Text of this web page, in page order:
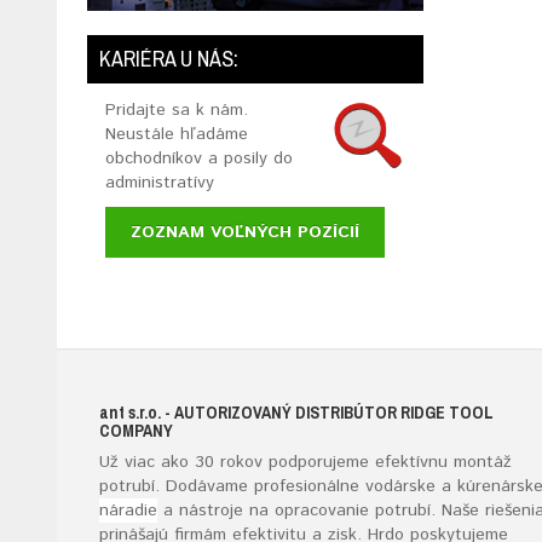
KARIÉRA U NÁS:
Pridajte sa k nám.
Neustále hľadáme
obchodníkov a posily do
administratívy
ZOZNAM VOĽNÝCH POZÍCIÍ
ant s.r.o. - AUTORIZOVANÝ DISTRIBÚTOR RIDGE TOOL
COMPANY
Už viac ako 30 rokov podporujeme efektívnu montáž
potrubí. Dodávame profesionálne vodárske a kúrenárske
náradie a nástroje na opracovanie potrubí. Naše
prinášajú firmám efektivitu a zisk. Hrdo poskytujeme